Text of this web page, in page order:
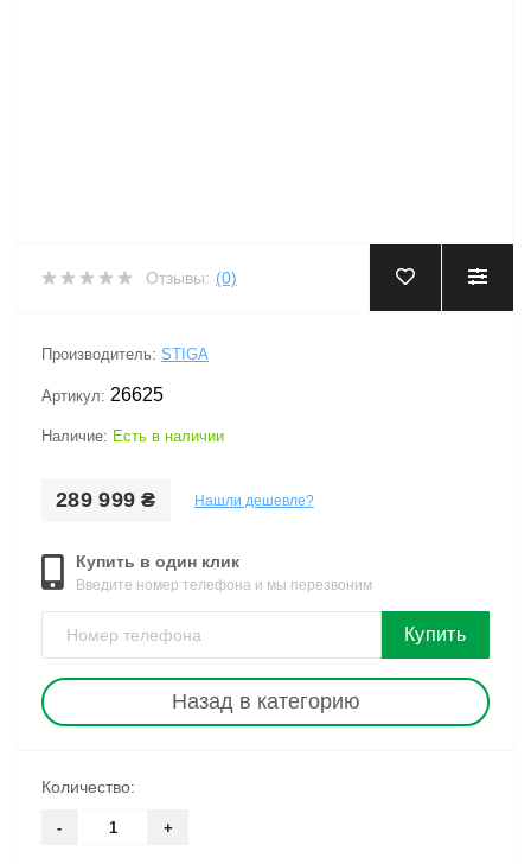
‹ ›
Отзывы: (0)
Производитель: STIGA
Артикул: 26625
Наличие: Есть в наличии
289 999 ₴ Нашли дешевле?
Купить в один клик
Введите номер телефона и мы перезвоним
Купить
Назад в категорию
Количество:
- +